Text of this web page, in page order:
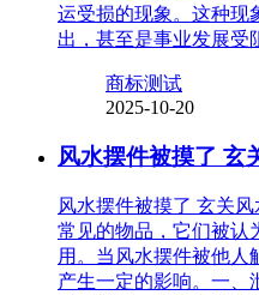
运受损的现象。这种现
出，甚至是事业发展受
商标测试
2025-10-20
风水摆件被摸了 玄
风水摆件被摸了 玄关
常见的物品，它们被认
用。当风水摆件被他人
产生一定的影响。一、